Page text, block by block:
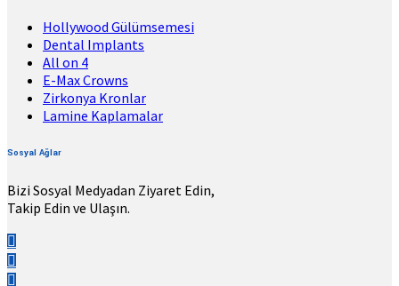
Hollywood Gülümsemesi
Dental Implants
All on 4
E-Max Crowns
Zirkonya Kronlar
Lamine Kaplamalar
Sosyal Ağlar
Bizi Sosyal Medyadan Ziyaret Edin,
Takip Edin ve Ulaşın.